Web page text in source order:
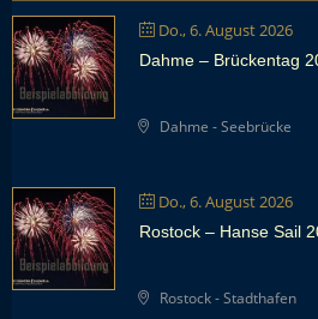
Do., 6. August 2026
Dahme – Brückentag
Dahme - Seebrücke
Do., 6. August 2026
Rostock – Hanse Sail
Rostock - Stadthafen